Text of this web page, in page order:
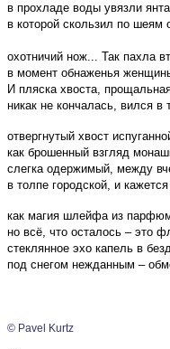
в прохладе воды увязли
в которой скользил по шеям
охотничий нож... Так пахла
в момент обнаженья
И пляска хвоста,
никак не кончалась, вился в
отвергнутый хвост
как брошенный взгляд
слегка одержимый, между
в толпе городской, и
как магия шлейфа из
но всё, что осталось – это
стеклянное эхо капель в
под снегом нежданным –
© Pavel Kurtz